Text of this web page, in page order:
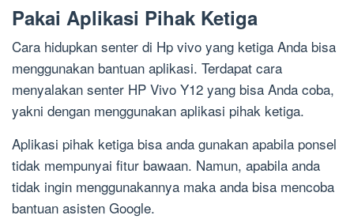
Pakai Aplikasi Pihak Ketiga
Cara hidupkan senter di Hp vivo yang ketiga Anda bisa
menggunakan bantuan aplikasi. Terdapat cara
menyalakan senter HP Vivo Y12 yang bisa Anda coba,
yakni dengan menggunakan aplikasi pihak ketiga.
Aplikasi pihak ketiga bisa anda gunakan apabila ponsel
tidak mempunyai fitur bawaan. Namun, apabila anda
tidak ingin menggunakannya maka anda bisa mencoba
bantuan asisten Google.